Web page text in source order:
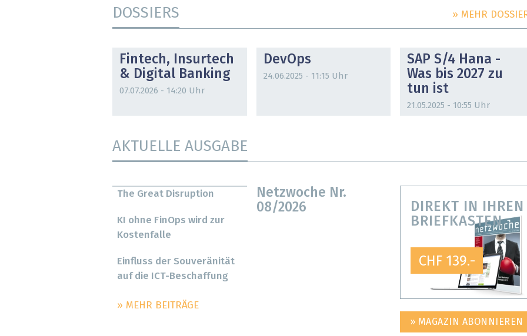
DOSSIERS » MEHR
Fintech, Insurtech
& Digital Banking
07.07.2026 - 14:20 Uhr
DevOps
24.06.2025 - 11:15 Uhr
SAP S/4 Hana -
Was bis 2027 zu
tun ist
21.05.2025 - 10:55 Uhr
AKTUELLE AUSGABE
Netzwoche Nr.
08/2026
The Great Disruption
KI ohne FinOps wird zur
Kostenfalle
Einfluss der Souveränität
auf die ICT-Beschaffung
» MEHR BEITRÄGE
DIREKT IN IHREN
BRIEFKASTEN
CHF 139.-
» MAGAZIN ABONNIEREN